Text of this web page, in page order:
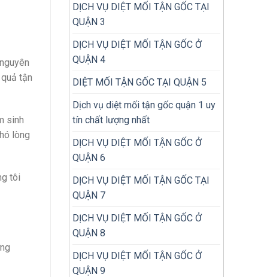
tận
sinh
lòng
tôi
DỊCH VỤ DIỆT MỐI TẬN GỐC TẠI
QUẬN 3
DỊCH VỤ DIỆT MỐI TẬN GỐC Ở
QUẬN 4
DIỆT MỐI TẬN GỐC TẠI QUẬN 5
Dịch vụ diệt mối tận gốc quận 1 uy
tín chất lượng nhất
DỊCH VỤ DIỆT MỐI TẬN GỐC Ở
QUẬN 6
DỊCH VỤ DIỆT MỐI TẬN GỐC TẠI
QUẬN 7
DỊCH VỤ DIỆT MỐI TẬN GỐC Ở
QUẬN 8
DỊCH VỤ DIỆT MỐI TẬN GỐC Ở
QUẬN 9